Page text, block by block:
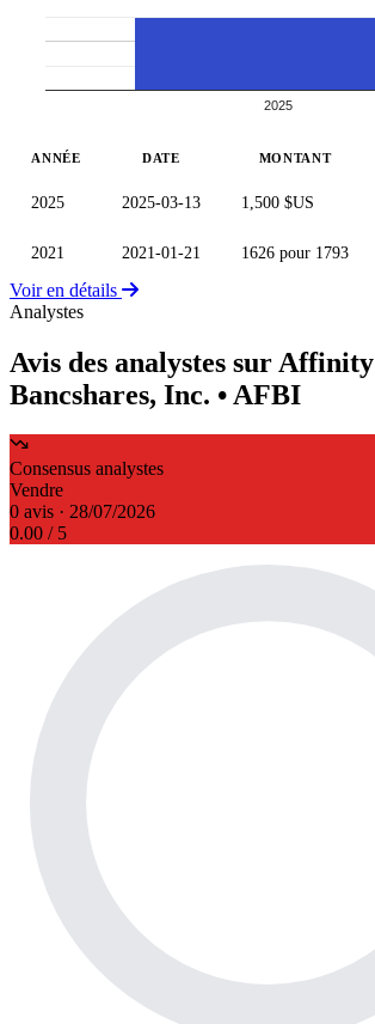
2025
ANNÉE DATE MONTANT
2025 2025-03-13 1,500 $US
2021 2021-01-21 1626 pour 1793
Voir en détails
Analystes
Avis des analystes sur Affinity
Bancshares, Inc. • AFBI
Consensus analystes
Vendre
0 avis · 28/07/2026
0.00 / 5